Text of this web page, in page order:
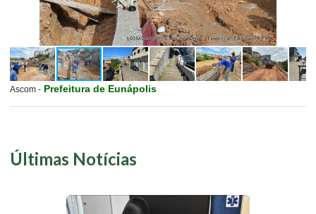
Ascom - Prefeitura de Eunápolis
Últimas Notícias